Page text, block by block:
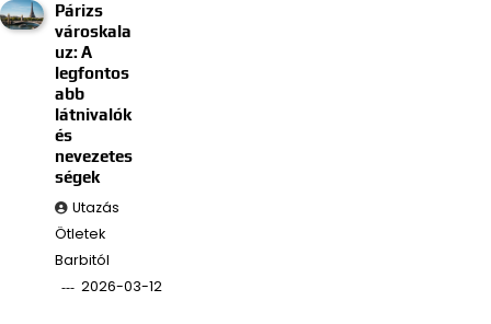
Párizs
városkala
uz: A
legfontos
abb
látnivalók
és
nevezetes
ségek
Utazás
Ötletek
Barbitól
2026-03-12